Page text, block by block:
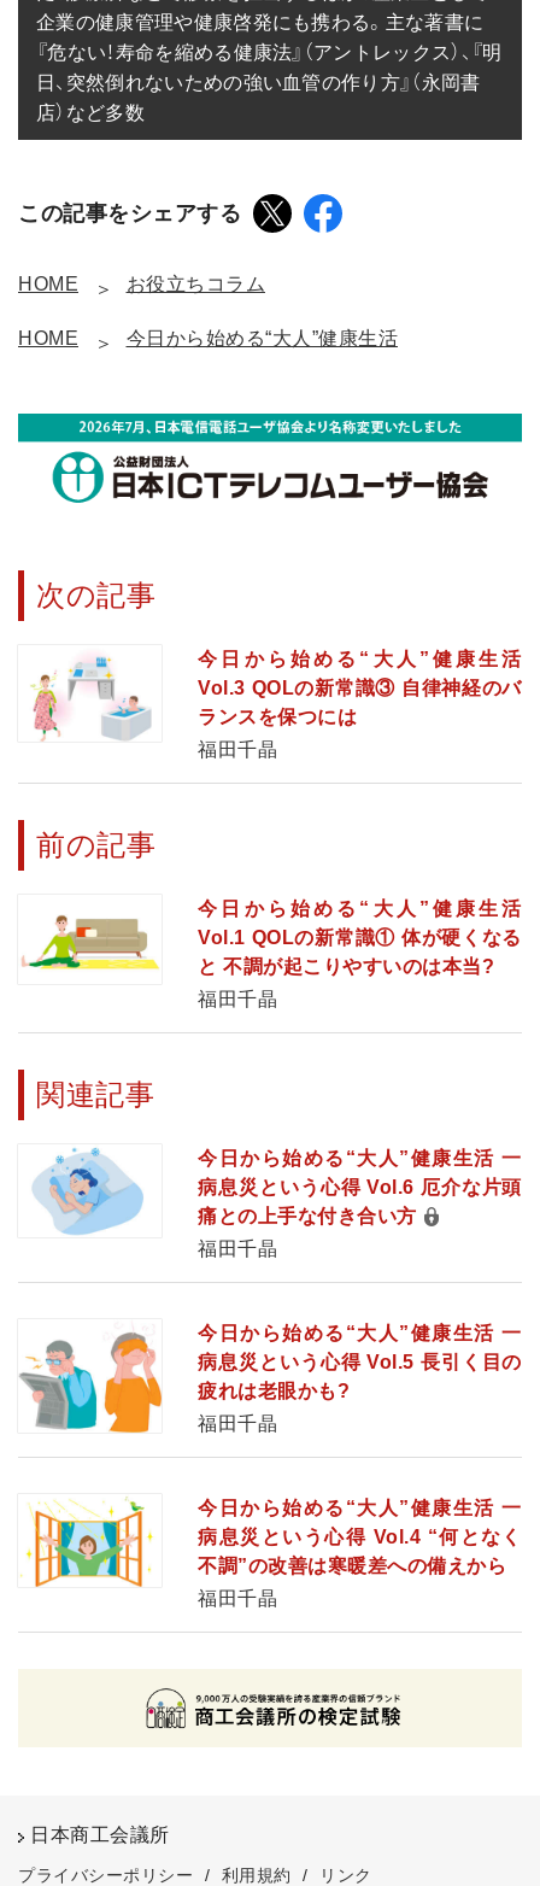
企業の健康管理や健康啓発にも携わる。主な著書に
『危ない！寿命を縮める健康法』（アントレックス）、『明
日、突然倒れないための強い血管の作り方』（永岡書
店）など多数
この記事をシェアする
HOME お役立ちコラム
HOME 今日から始める“大人”健康生活
次の記事
今日から始める“大人”健康生活
Vol.3 QOLの新常識③ 自律神経のバ
ランスを保つには
福田千晶
前の記事
今日から始める“大人”健康生活
Vol.1 QOLの新常識① 体が硬くなる
と 不調が起こりやすいのは本当?
福田千晶
関連記事
今日から始める“大人”健康生活 一
病息災という心得 Vol.6 厄介な片頭
痛との上手な付き合い方
福田千晶
今日から始める“大人”健康生活 一
病息災という心得 Vol.5 長引く目の
疲れは老眼かも?
福田千晶
今日から始める“大人”健康生活 一
病息災という心得 Vol.4 “何となく
不調”の改善は寒暖差への備えから
福田千晶
日本商工会議所
プライバシーポリシー / 利用規約 / リンク